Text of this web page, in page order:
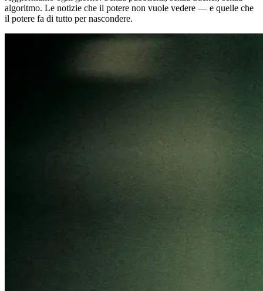
algoritmo. Le notizie che il potere non vuole vedere — e quelle che
il potere fa di tutto per nascondere.